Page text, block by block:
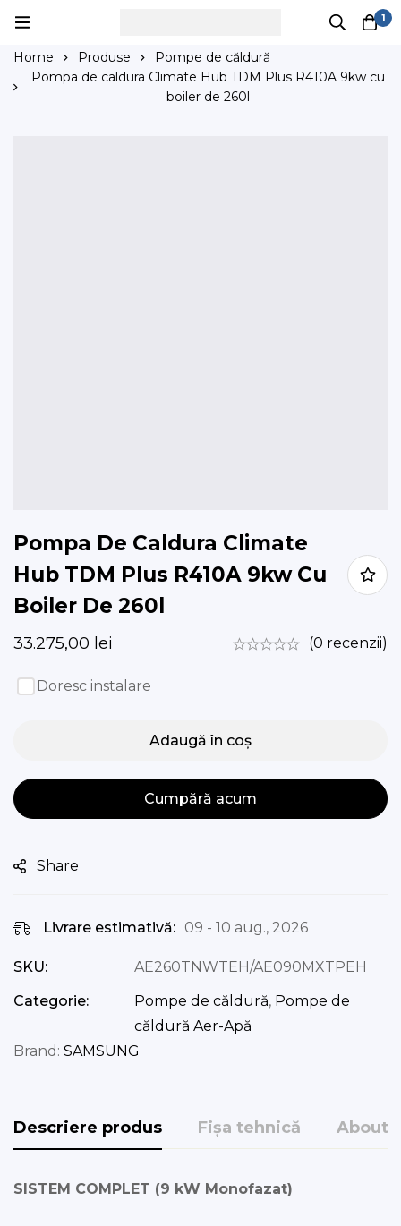
1
Home Produse
Pompe de căldură
Pompa de caldura Climate Hub TDM Plus R410A 9kw cu
boiler de 260l
Pompa De Caldura Climate
Hub TDM Plus R410A 9kw Cu
Boiler De 260l
33.275,00 lei (0 recenzii)
Doresc instalare
Adaugă în coș
Cumpără acum
Share
Livrare estimativă: 09 - 10 aug., 2026
SKU:
AE260TNWTEH/AE090MXTPEH
Categorie:
Pompe de căldură, Pompe de
căldură Aer-Apă
Brand: SAMSUNG
Descriere produs Fișa tehnică About
SISTEM COMPLET (9 kW Monofazat)